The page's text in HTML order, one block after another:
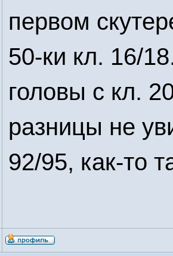
первом
50-ки кл. 16/
головы с кл.
разницы не
92/95, как-то